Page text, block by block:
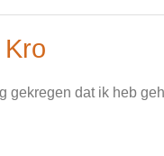
gekregen dat ik heb